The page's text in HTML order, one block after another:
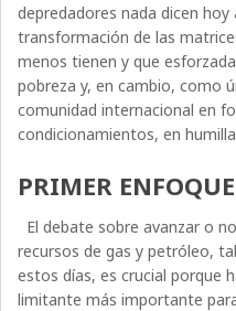
depredadores nada dicen hoy
transformación de las
menos tienen y que
pobreza y, en cambio, como
comunidad internacional en
condicionamientos, en
PRIMER ENFOQUE
El debate sobre avanzar o
recursos de gas y petróleo,
estos días, es crucial porque
limitante más importante